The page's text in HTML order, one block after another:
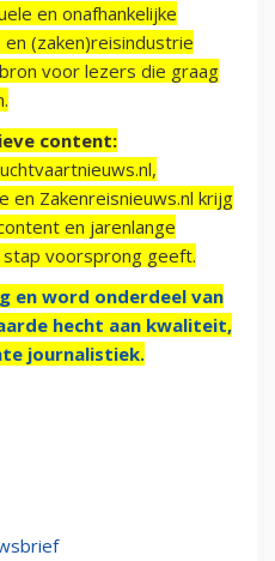
en onafhankelijke
(zaken)reisindustrie
voor lezers die graag
content:
en Zakenreisnieuws.nl krijg
en jarenlange
voorsprong geeft.
en word onderdeel van
hecht aan kwaliteit,
journalistiek.